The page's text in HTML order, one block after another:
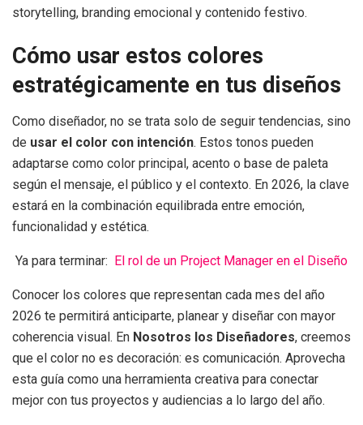
storytelling, branding emocional y contenido festivo.
Cómo usar estos colores
estratégicamente en tus diseños
Como diseñador, no se trata solo de seguir tendencias, sino
de usar el color con intención. Estos tonos pueden
adaptarse como color principal, acento o base de paleta
según el mensaje, el público y el contexto. En 2026, la clave
estará en la combinación equilibrada entre emoción,
funcionalidad y estética.
Ya para terminar: El rol de un Project Manager en el Diseño
Conocer los colores que representan cada mes del año
2026 te permitirá anticiparte, planear y diseñar con mayor
coherencia visual. En Nosotros los Diseñadores, creemos
que el color no es decoración: es comunicación. Aprovecha
esta guía como una herramienta creativa para conectar
mejor con tus proyectos y audiencias a lo largo del año.